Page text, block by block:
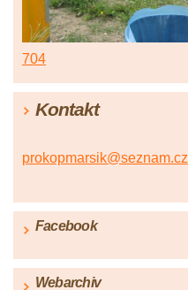
704
Kontakt
prokopmarsik@seznam.cz
Facebook
Webarchiv